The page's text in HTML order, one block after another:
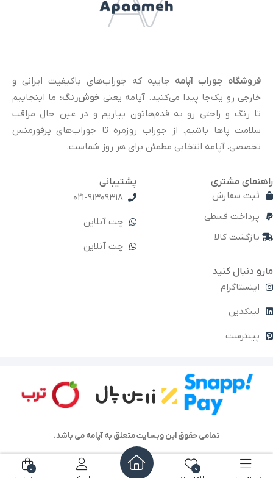
فروشگاه جوراب آپامه جاییه که جوراب‌های باکیفیت ایرانی و
خارجی رو یک‌جا پیدا می‌کنید. آپامه یعنی خوش‌رنگ؛ ما اینجاییم
تا رنگ و راحتی رو به قدم‌هاتون بیاریم و در عین حال مراقب
سلامت پاها باشیم. از جوراب روزمره تا جوراب‌های پرفورمنس
تخصصی، آپامه انتخابی مطمئن برای هر روز شماست.
راهنمای مشتری
ثبت سفارش
پرداخت قسطی
بازگشت کالا
پشتیبانی
021-91309318
چت آنلاین
چت آنلاین
مارو دنبال کنید
اینستاگرام
لینکدین
پینترست
تمامی حقوق این وبسایت متعلق به آپامه می باشد.
0
0